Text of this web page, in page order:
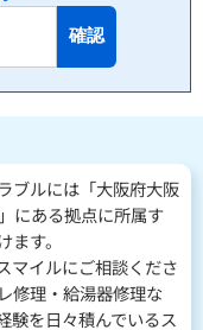
確認
ブルには「大阪府大阪
にある拠点に所属す
す。
マイルにご相談くださ
修理・給湯器修理な
験を日々積んでいるス